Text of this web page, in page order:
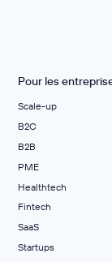
Pour les
Scale-up
B2C
B2B
PME
Healthtech
Fintech
SaaS
Startups